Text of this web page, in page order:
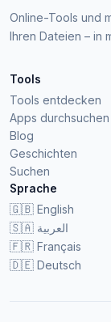
Online-Tools und
Ihren Dateien – in
Tools
Tools entdecken
Apps durchsuchen
Blog
Geschichten
Suchen
Sprache
🇬🇧 English
🇸🇦 العربية
🇫🇷 Français
🇩🇪 Deutsch